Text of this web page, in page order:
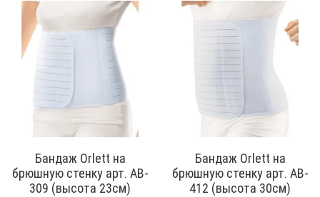
Бандаж Orlett на
брюшную стенку арт. AB-
309 (высота 23см)
Бандаж Orlett на
брюшную стенку арт. AB-
412 (высота 30см)